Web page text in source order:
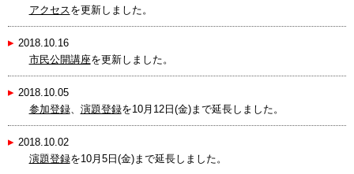
アクセスを更新しました。
▸ 2018.10.16
市民公開講座を更新しました。
▸ 2018.10.05
参加登録、 演題登録を10月12日(金)まで延長しました。
▸ 2018.10.02
演題登録を10月5日(金)まで延長しました。